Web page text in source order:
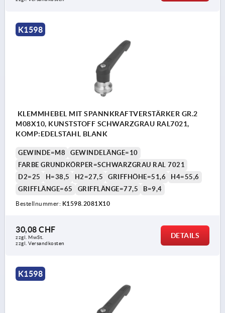
K1598
KLEMMHEBEL MIT SPANNKRAFTVERSTÄRKER GR.2
M08X10, KUNSTSTOFF SCHWARZGRAU RAL7021,
KOMP:EDELSTAHL BLANK
GEWINDE=M8
GEWINDELÄNGE=10
FARBE GRUNDKÖRPER=SCHWARZGRAU RAL 7021
D2=25
H=38,5 H2=27,5 GRIFFHÖHE=51,6
H4=55,6
GRIFFLÄNGE=65
GRIFFLÄNGE=77,5 B=9,4
Bestellnummer: K1598.2081X10
30,08 CHF
zzgl. MwSt.
zzgl. Versandkosten
DETAILS
K1598